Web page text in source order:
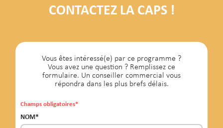
CONTACTEZ LA CAPS !
Vous êtes intéressé(e) par ce programme ?
Vous avez une question ? Remplissez ce
formulaire. Un conseiller commercial vous
répondra dans les plus brefs délais.
Champs obligatoires*
NOM*